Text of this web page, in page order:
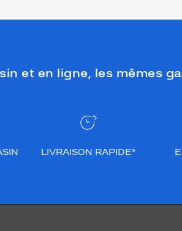
et en ligne, les mêmes
LIVRAISON RAPIDE*